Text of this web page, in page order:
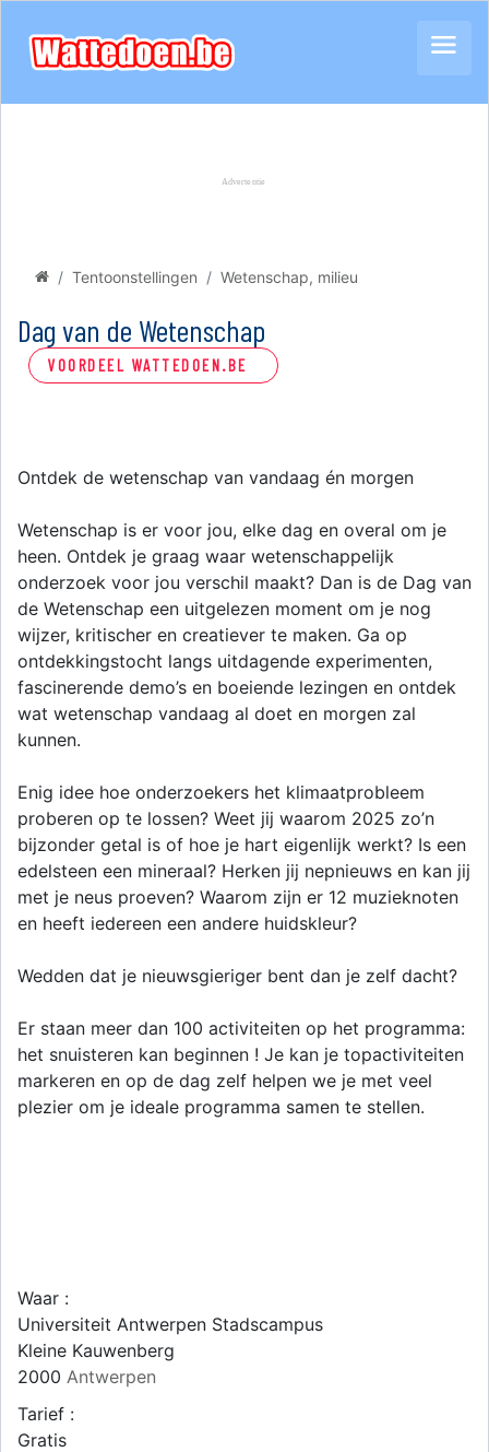
Tentoonstellingen Wetenschap, milieu
Dag van de Wetenschap
VOORDEEL WATTEDOEN.BE
Ontdek de wetenschap van vandaag én morgen
Wetenschap is er voor jou, elke dag en overal om je
heen. Ontdek je graag waar wetenschappelijk
onderzoek voor jou verschil maakt? Dan is de Dag van
de Wetenschap een uitgelezen moment om je nog
wijzer, kritischer en creatiever te maken. Ga op
ontdekkingstocht langs uitdagende experimenten,
fascinerende demo’s en boeiende lezingen en ontdek
wat wetenschap vandaag al doet en morgen zal
kunnen.
Enig idee hoe onderzoekers het klimaatprobleem
proberen op te lossen? Weet jij waarom 2025 zo’n
bijzonder getal is of hoe je hart eigenlijk werkt? Is een
edelsteen een mineraal? Herken jij nepnieuws en kan jij
met je neus proeven? Waarom zijn er 12 muzieknoten
en heeft iedereen een andere huidskleur?
Wedden dat je nieuwsgieriger bent dan je zelf dacht?
Er staan meer dan 100 activiteiten op het programma:
het snuisteren kan beginnen ! Je kan je topactiviteiten
markeren en op de dag zelf helpen we je met veel
plezier om je ideale programma samen te stellen.
Waar :
Universiteit Antwerpen Stadscampus
Kleine Kauwenberg
2000 Antwerpen
Tarief :
Gratis